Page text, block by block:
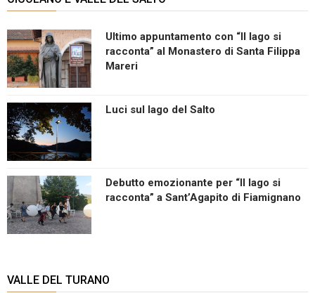
Ultimo appuntamento con “Il lago si
racconta” al Monastero di Santa Filippa
Mareri
Luci sul lago del Salto
Debutto emozionante per “Il lago si
racconta” a Sant’Agapito di Fiamignano
VALLE DEL TURANO